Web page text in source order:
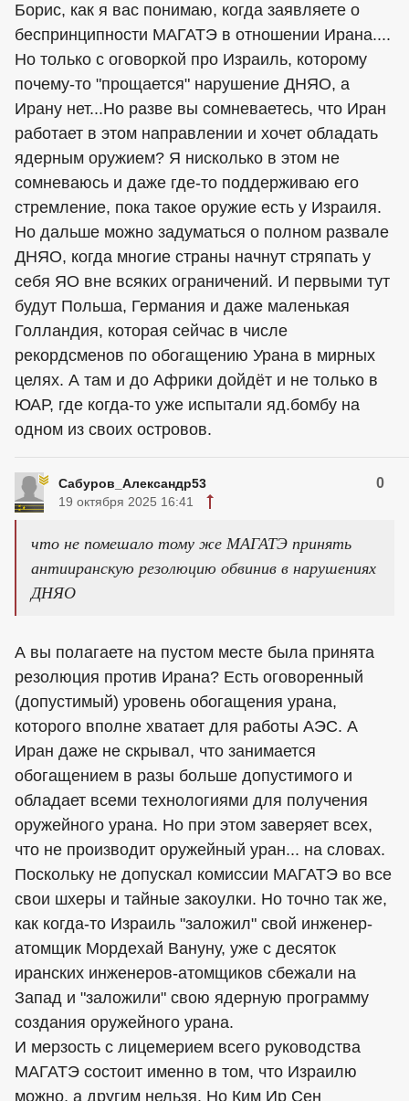
Борис, как я вас понимаю, когда заявляете о
беспринципности МАГАТЭ в отношении Ирана....
Но только с оговоркой про Израиль, которому
почему-то "прощается" нарушение ДНЯО, а
Ирану нет...Но разве вы сомневаетесь, что Иран
работает в этом направлении и хочет обладать
ядерным оружием? Я нисколько в этом не
сомневаюсь и даже где-то поддерживаю его
стремление, пока такое оружие есть у Израиля.
Но дальше можно задуматься о полном развале
ДНЯО, когда многие страны начнут стряпать у
себя ЯО вне всяких ограничений. И первыми тут
будут Польша, Германия и даже маленькая
Голландия, которая сейчас в числе
рекордсменов по обогащению Урана в мирных
целях. А там и до Африки дойдёт и не только в
ЮАР, где когда-то уже испытали яд.бомбу на
одном из своих островов.
Сабуров_Александр53 0
19 октября 2025 16:41
что не помешало тому же МАГАТЭ принять
антииранскую резолюцию обвинив в нарушениях
ДНЯО
А вы полагаете на пустом месте была принята
резолюция против Ирана? Есть оговоренный
(допустимый) уровень обогащения урана,
которого вполне хватает для работы АЭС. А
Иран даже не скрывал, что занимается
обогащением в разы больше допустимого и
обладает всеми технологиями для получения
оружейного урана. Но при этом заверяет всех,
что не производит оружейный уран... на словах.
Поскольку не допускал комиссии МАГАТЭ во все
свои шхеры и тайные закоулки. Но точно так же,
как когда-то Израиль "заложил" свой инженер-
атомщик Мордехай Вануну, уже с десяток
иранских инженеров-атомщиков сбежали на
Запад и "заложили" свою ядерную программу
создания оружейного урана.
И мерзость с лицемерием всего руководства
МАГАТЭ состоит именно в том, что Израилю
можно, а другим нельзя. Но Ким Ир Сен